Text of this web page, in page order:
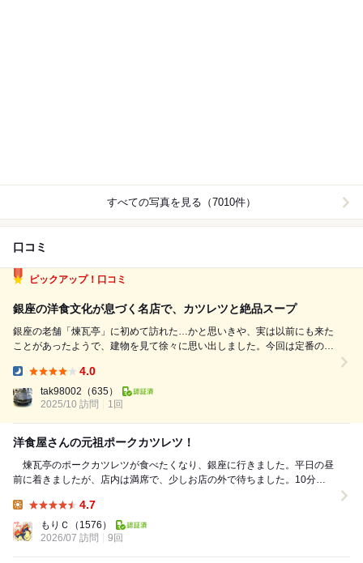
すべての写真を見る（7010件）
口コミ
ピックアップ！口コミ
銀座の洋食文化が息づく名店で、カツレツと絶品スープ
銀座の老舗「煉瓦亭」に初めて訪れた…かと思いきや、実は以前にも来た
ことがあったようで、建物を見て徐々に思い出しました。今回は定番の
文。まず驚いたのがコーンスープ。サイズが“小・大”から選べたのです
が、小さい方を頼んだことを本気で後悔す...
4.0
tak98002 （635）
2025/10 訪問
1回
洋食屋さんの元祖ポークカツレツ！
煉瓦亭のポークカツレツが食べたくなり、銀座に行きました。平日の昼
前に着きましたが、店内は満席で、少しお店の外で待ちました。10分ほ
4.7
もりＣ
（1576）
2026/07 訪問
9回